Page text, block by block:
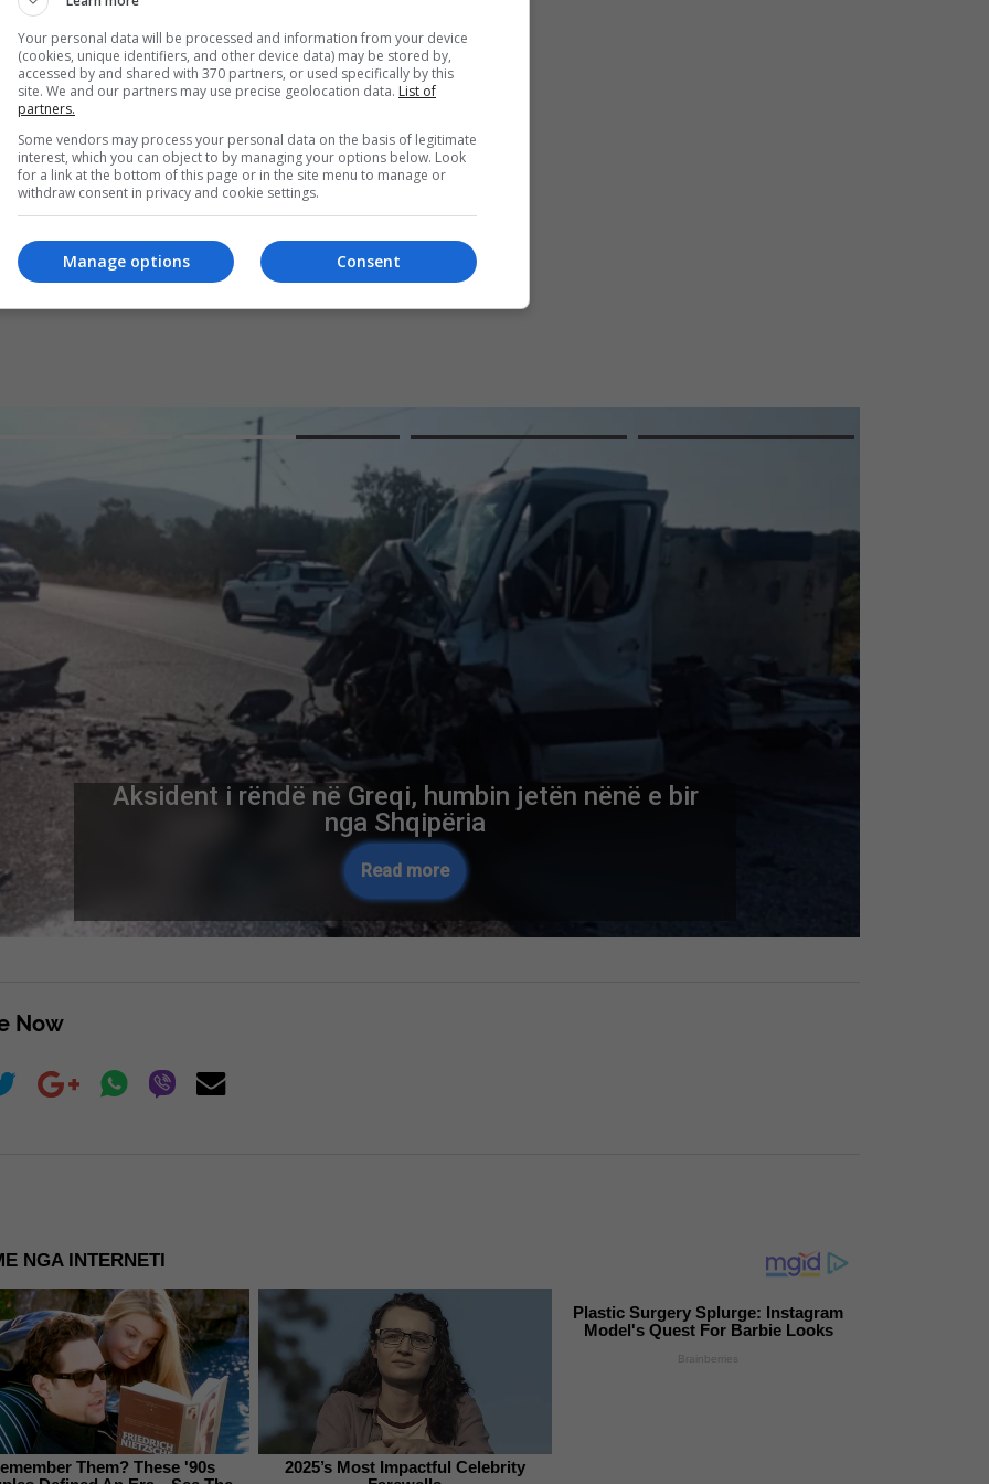
Aksident i rëndë në Greqi, humbin jetën nënë e bir
nga Shqipëria
Read more
Now
NGA INTERNETI
Them? These '90s
2025’s Most Impactful Celebrity
Plastic Surgery Splurge: Instagram
Model's Quest For Barbie Looks
Brainberries
Your personal data will be processed and information from your device
(cookies, unique identifiers, and other device data) may be stored by,
accessed by and shared with 370 partners, or used specifically by this
site. We and our partners may use precise geolocation data. List of
partners.
Some vendors may process your personal data on the basis of legitimate
interest, which you can object to by managing your options below. Look
for a link at the bottom of this page or in the site menu to manage or
withdraw consent in privacy and cookie settings.
Consent
Manage options